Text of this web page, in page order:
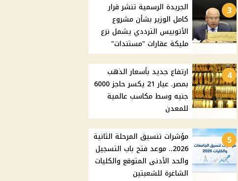
3
الجريدة الرسمية تنشر قرار
كامل الوزير بشأن مشروع
الأتوبيس الترددي يشمل نزع
مليكة عقارات "مستندات"
4
ارتفاع جديد بأسعار الذهب
بمصر. عيار 21 يكسر حاجز 6000
جنيه وسط مكاسب عالمية
للمعدن
5
مؤشرات تنسيق المرحلة الثانية
2026.. موعد فتح باب التسجيل
والحد الأدنى المتوقع والكليات
الشاغرة للشعبتين